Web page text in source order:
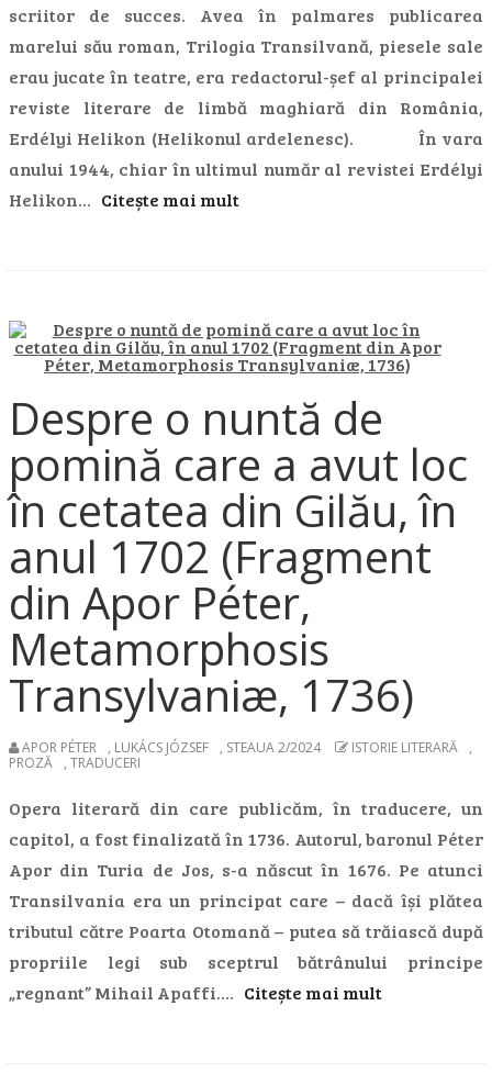
scriitor de succes. Avea în palmares publicarea
marelui său roman, Trilogia Transilvană, piesele sale
erau jucate în teatre, era redactorul-șef al principalei
reviste literare de limbă maghiară din România,
Erdélyi Helikon (Helikonul ardelenesc). În vara
anului 1944, chiar în ultimul număr al revistei Erdélyi
Helikon… Citește mai mult
Despre o nuntă de
pomină care a avut loc
în cetatea din Gilău, în
anul 1702 (Fragment
din Apor Péter,
Metamorphosis
Transylvaniæ, 1736)
APOR PÉTER , LUKÁCS JÓZSEF , STEAUA 2/2024 ISTORIE LITERARĂ
,
PROZĂ
, TRADUCERI
Opera literară din care publicăm, în traducere, un
capitol, a fost finalizată în 1736. Autorul, baronul Péter
Apor din Turia de Jos, s-a născut în 1676. Pe atunci
Transilvania era un principat care – dacă își plătea
tributul către Poarta Otomană – putea să trăiască după
propriile legi sub sceptrul bătrânului principe
„regnant” Mihail Apaffi.… Citește mai mult